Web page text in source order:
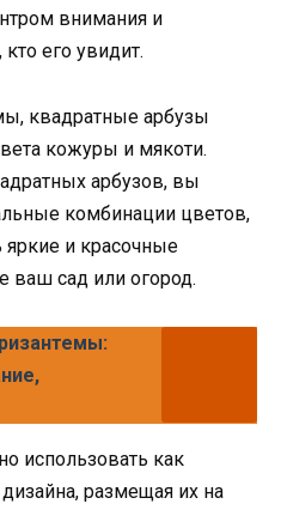
внимания и
его увидит.
квадратные арбузы
кожуры и мякоти.
арбузов, вы
комбинации цветов,
яркие и красочные
сад или огород.
использовать как
размещая их на